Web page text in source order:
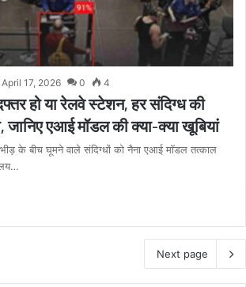
April 17, 2026 0 4
हो या रेलवे स्टेशन, हर संदिग्ध की
जानिए एआई मॉडल की क्या-क्या खूबियां
के बीच घूमने वाले संदिग्धों को नैना एआई मॉडल तत्काल
Next page